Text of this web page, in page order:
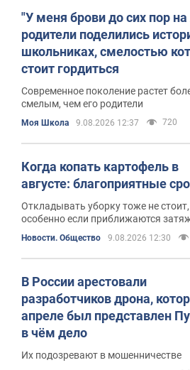
"У меня брови до сих пор на
родители поделились
школьниках, смелостью
стоит гордиться
Современное поколение растет
смелым, чем его родители
Моя Школа 9.08.2026 12:37 720
Когда копать картофель в
августе: благоприятные
Откладывать уборку тоже не стоит,
особенно если приближаются
Новости. Общество 9.08.2026 12:30
В России арестовали
разработчиков дрона,
апреле был представлен
в чём дело
Их подозревают в мошенничестве